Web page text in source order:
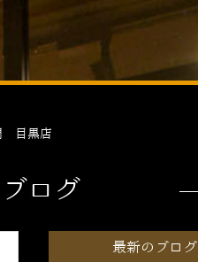
目黒店
ログ
最新のブログ